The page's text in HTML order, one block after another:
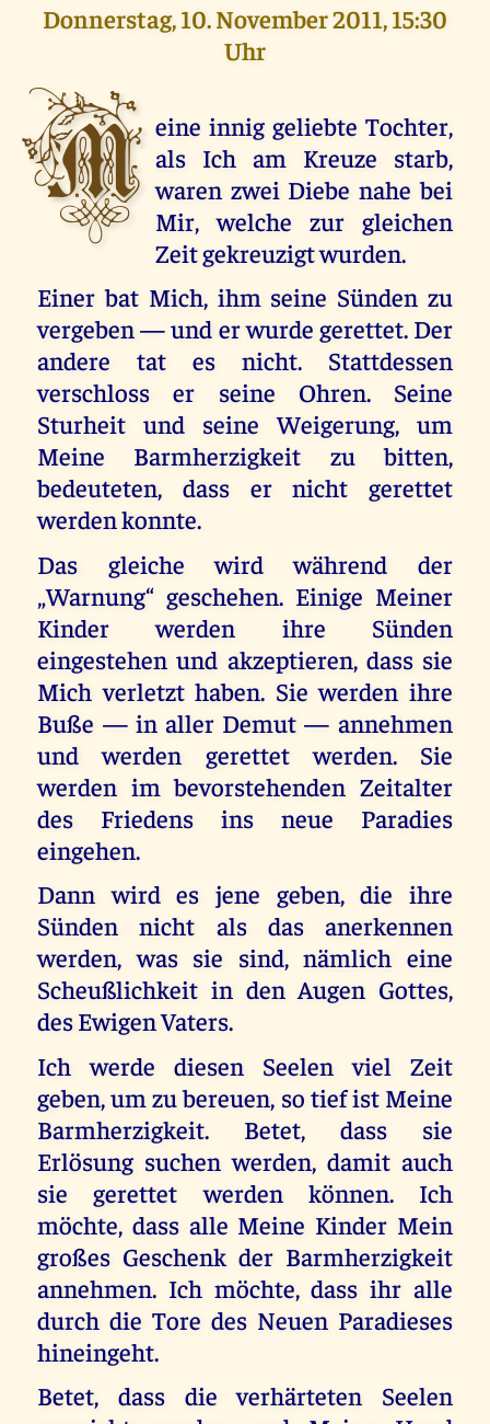
Donnerstag, 10. November 2011, 15:30
Uhr
M eine innig geliebte Tochter,
als Ich am Kreuze starb,
waren zwei Diebe nahe bei
Mir, welche zur gleichen
Zeit gekreuzigt wurden.
Einer bat Mich, ihm seine Sünden zu
vergeben — und er wurde gerettet. Der
andere tat es nicht. Stattdessen
verschloss er seine Ohren. Seine
Sturheit und seine Weigerung, um
Meine Barmherzigkeit zu bitten,
bedeuteten, dass er nicht gerettet
werden konnte.
Das gleiche wird während der
„Warnung“ geschehen. Einige Meiner
Kinder werden ihre Sünden
eingestehen und akzeptieren, dass sie
Mich verletzt haben. Sie werden ihre
Buße — in aller Demut — annehmen
und werden gerettet werden. Sie
werden im bevorstehenden Zeitalter
des Friedens ins neue Paradies
eingehen.
Dann wird es jene geben, die ihre
Sünden nicht als das anerkennen
werden, was sie sind, nämlich eine
Scheußlichkeit in den Augen Gottes,
des Ewigen Vaters.
Ich werde diesen Seelen viel Zeit
geben, um zu bereuen, so tief ist Meine
Barmherzigkeit. Betet, dass sie
Erlösung suchen werden, damit auch
sie gerettet werden können. Ich
möchte, dass alle Meine Kinder Mein
großes Geschenk der Barmherzigkeit
annehmen. Ich möchte, dass ihr alle
durch die Tore des Neuen Paradieses
hineingeht.
Betet, dass die verhärteten Seelen